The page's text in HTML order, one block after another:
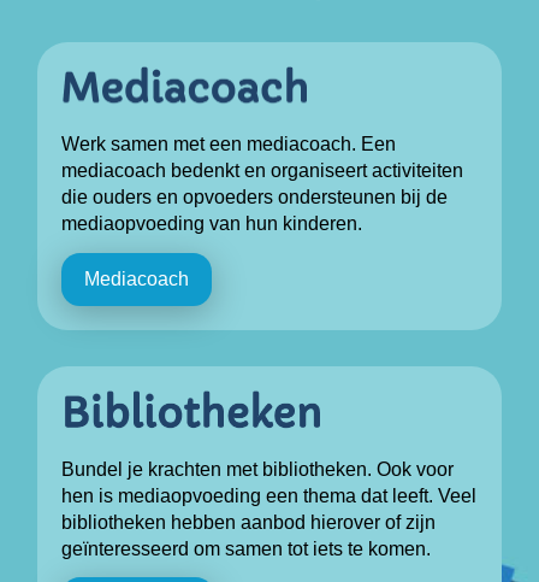
Werk samen met een mediacoach. Een
mediacoach bedenkt en organiseert activiteiten
die ouders en opvoeders ondersteunen bij de
mediaopvoeding van hun kinderen.
Mediacoach
Bundel je krachten met bibliotheken. Ook voor
hen is mediaopvoeding een thema dat leeft. Veel
bibliotheken hebben aanbod hierover of zijn
geïnteresseerd om samen tot iets te komen.